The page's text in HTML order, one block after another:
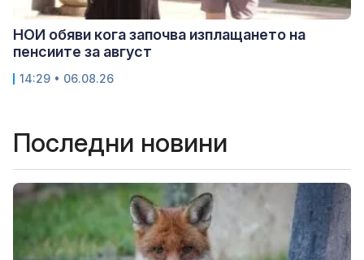
НОИ обяви кога започва изплащането на
пенсиите за август
14:29 • 06.08.26
Последни новини